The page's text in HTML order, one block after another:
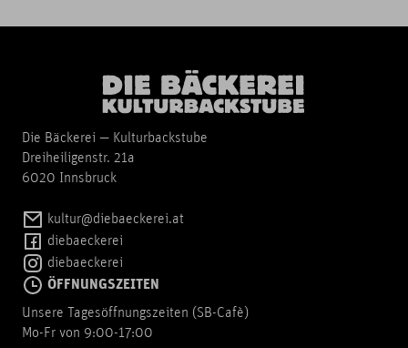
Die Bäckerei — Kulturbackstube
Dreiheiligenstr. 21a
6020 Innsbruck
kultur@diebaeckerei.at
diebaeckerei
diebaeckerei
ÖFFNUNGSZEITEN
Unsere Tagesöffnungszeiten (SB-Cafè)
Mo-Fr von 9:00-17:00